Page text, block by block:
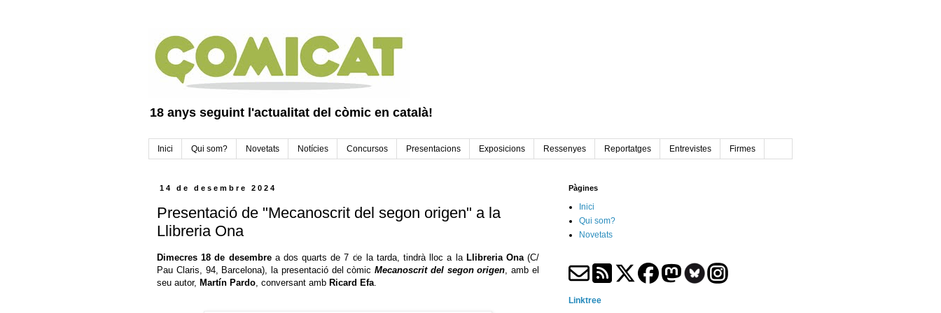
18 anys seguint l'actualitat del còmic en català!
Inici Qui som? Novetats Notícies Concursos Presentacions Exposicions Ressenyes Reportatges Entrevistes Firmes
14 de desembre 2024
Presentació de "Mecanoscrit del segon origen" a la
Llibreria Ona
Dimecres 18 de desembrea dos quarts de 7 de la tarda, tindrà lloc a la Llibreria Ona(C/
Pau Claris, 94, Barcelona), la presentació del còmicMecanoscrit del segon origen, amb el
seu autor, Martín Pardo, conversant amb Ricard Efa.
Pàgines
Inici
Qui som?
Novetats
Linktree